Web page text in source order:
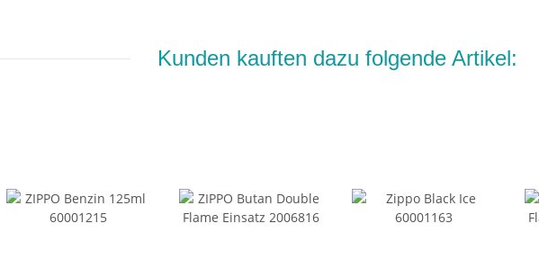
Kunden kauften dazu folgende Artikel: